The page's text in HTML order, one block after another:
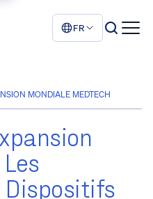
FR
MONDIALE MEDTECH